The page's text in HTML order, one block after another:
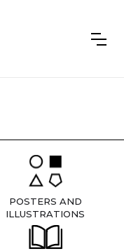
POSTERS AND
ILLUSTRATIONS